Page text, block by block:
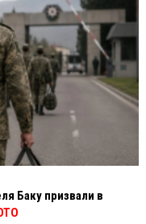
Баку призвали в